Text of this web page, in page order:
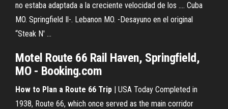
no estaba adaptada a la creciente velocidad de los .... Cuba
MO. Springfield Il-. Lebanon MO. -Desayuno en el original
“Steak N' ...
Motel Route 66 Rail Haven, Springfield,
MO - Booking.com
How to Plan a Route 66 Trip | USA Today Completed in
1938, Route 66, which once served as the main corridor